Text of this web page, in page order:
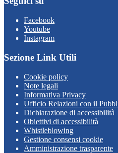
Facebook
Youtube
Instagram
Sezione Link Utili
Cookie policy
Note legali
Informativa Privacy
Ufficio Relazioni con il
Dichiarazione di accessibilità
Obiettivi di accessibilità
Whistleblowing
Gestione consensi cookie
Amministrazione trasparente